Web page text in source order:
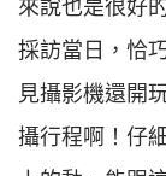
來說也是很好
採訪當日，恰
見攝影機還開
攝行程啊！仔